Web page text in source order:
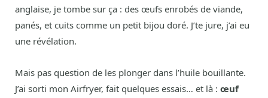
anglaise, je tombe sur ça : des œufs enrobés de viande,
panés, et cuits comme un petit bijou doré. J’te jure, j’ai eu
une révélation.
Mais pas question de les plonger dans l’huile bouillante.
J’ai sorti mon Airfryer, fait quelques essais… et là : œuf